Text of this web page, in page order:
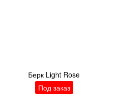
Берк Light Rose
Под заказ